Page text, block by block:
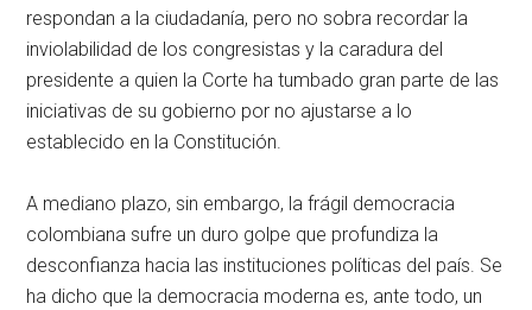
respondan a la ciudadanía, pero no sobra recordar la
inviolabilidad de los congresistas y la caradura del
presidente a quien la Corte ha tumbado gran parte de las
iniciativas de su gobierno por no ajustarse a lo
establecido en la Constitución.
A mediano plazo, sin embargo, la frágil democracia
colombiana sufre un duro golpe que profundiza la
desconfianza hacia las instituciones políticas del país. Se
ha dicho que la democracia moderna es, ante todo, un